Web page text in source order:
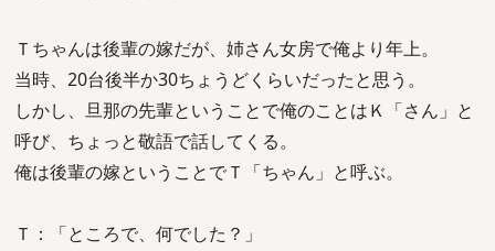
Ｔちゃんは後輩の嫁だが、姉さん女房で俺より年上。
当時、20台後半か30ちょうどくらいだったと思う。
しかし、旦那の先輩ということで俺のことはＫ「さん」と
呼び、ちょっと敬語で話してくる。
俺は後輩の嫁ということでＴ「ちゃん」と呼ぶ。
Ｔ：「ところで、何でした？」